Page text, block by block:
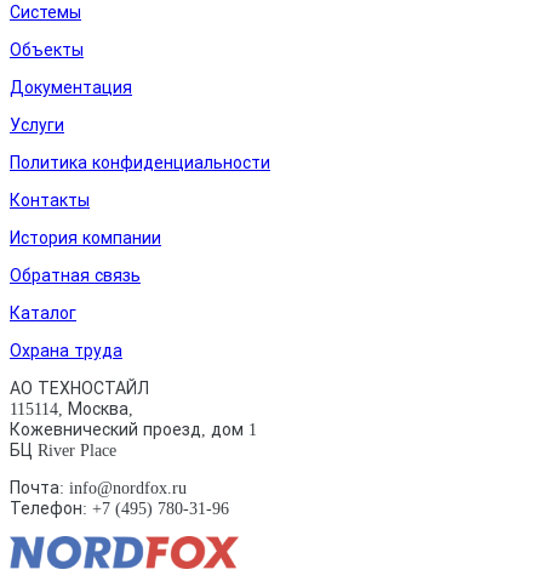
Системы
Объекты
Документация
Услуги
Политика конфиденциальности
Контакты
История компании
Обратная связь
Каталог
Охрана труда
АО ТЕХНОСТАЙЛ
115114, Москва,
Кожевнический проезд, дом 1
БЦ River Place
Почта: info@nordfox.ru
Телефон: +7 (495) 780-31-96